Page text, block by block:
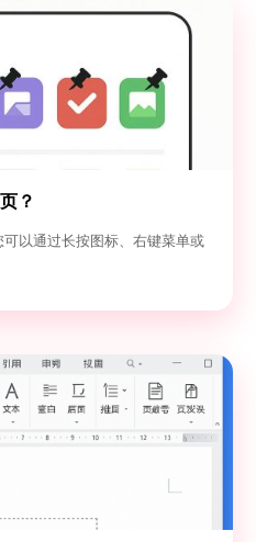
？
以通过长按图标、右键菜单或